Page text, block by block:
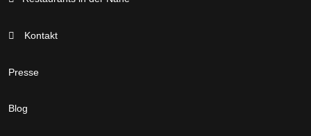
Kontakt
Presse
Blog